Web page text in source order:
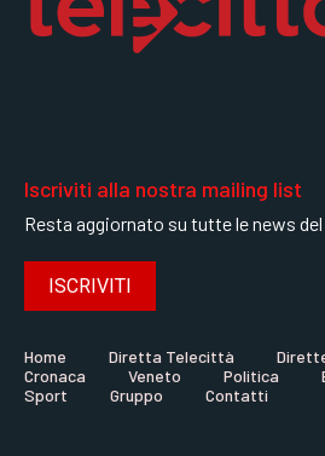
Iscriviti alla nostra mailing list
Resta aggiornato su tutte le news
ISCRIVITI
Home Diretta Telecittà
Cronaca
Veneto Politica
Sport
Gruppo Contatti